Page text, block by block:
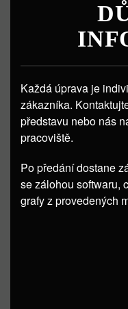
Každá úprava je
zákazníka.
představu nebo nás
pracoviště.
Po předání dostane
se zálohou softwaru,
grafy z provedených